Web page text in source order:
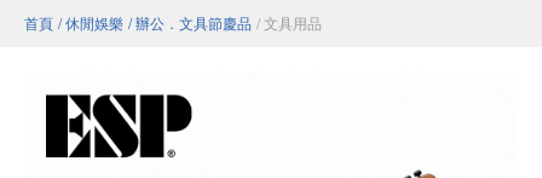
首頁 / 休閒娛樂 / 辦公．文具節慶品 / 文具用品